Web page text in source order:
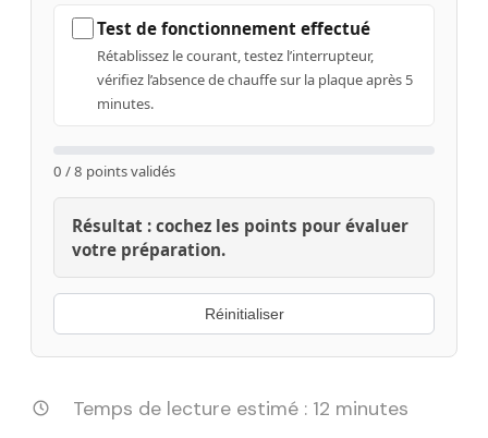
Test de fonctionnement effectué
Rétablissez le courant, testez l’interrupteur,
vérifiez l’absence de chauffe sur la plaque après 5
minutes.
0 / 8 points validés
Résultat : cochez les points pour évaluer
votre préparation.
Réinitialiser
Temps de lecture estimé : 12 minutes